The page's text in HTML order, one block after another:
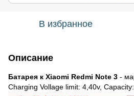
В избранное
Описание
Батарея к Xiaomi Redmi Note 3 -
Charging Vollage limit: 4,40v,